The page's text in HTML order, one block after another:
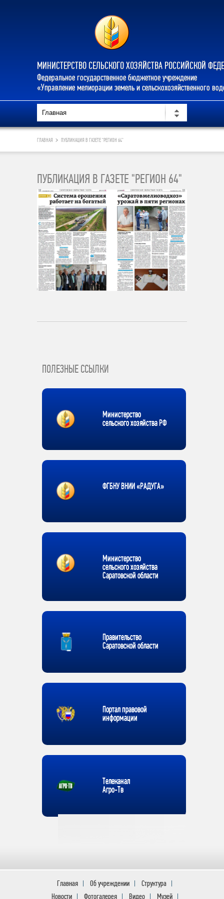
МИНИСТЕРСТВО СЕЛЬСКОГО ХОЗЯЙСТВА РОССИЙСКОЙ
Федеральное государственное бюджетное учреждение
«Управление мелиорации земель и сельскохозяйственного
ГЛАВНАЯ ПУБЛИКАЦИЯ В ГАЗЕТЕ "РЕГИОН 64"
ПУБЛИКАЦИЯ В ГАЗЕТЕ "РЕГИОН 64"
ПОЛЕЗНЫЕ ССЫЛКИ
Министерство
сельского хозяйства РФ
ФГБНУ ВНИИ «РАДУГА»
Министерство
сельского хозяйства
Саратовской области
Правительство
Саратовской области
Портал правовой
информации
Телеканал
Агро-Тв
Главная Об учреждении
Структура
Новости
Фотогалерея Видео Музей